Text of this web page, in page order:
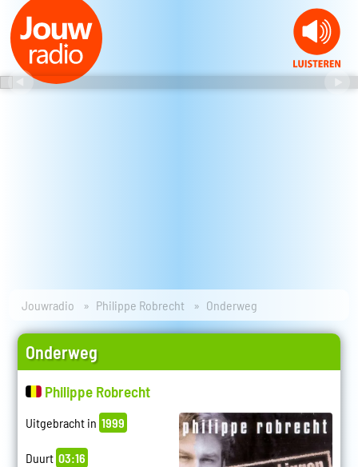
Jouwradio Philippe Robrecht Onderweg
Onderweg
Philippe Robrecht
Uitgebracht in 1999
Duurt 03:16